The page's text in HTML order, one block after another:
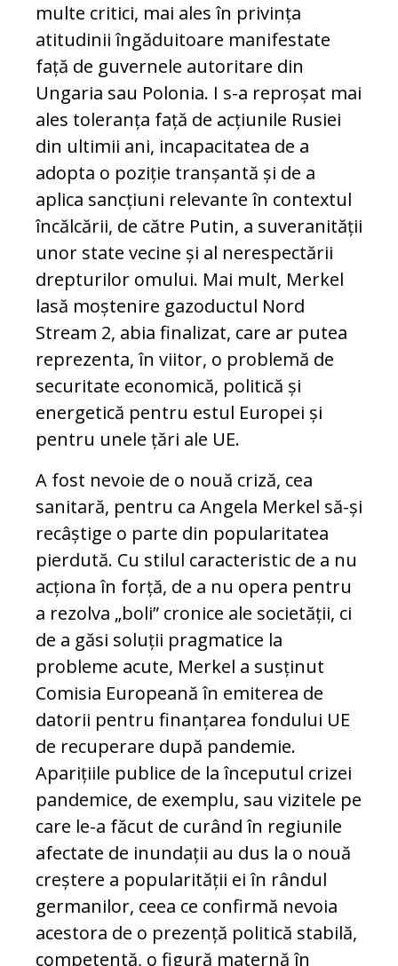
multe critici, mai ales în privința
atitudinii îngăduitoare manifestate
față de guvernele autoritare din
Ungaria sau Polonia. I s-a reproșat mai
ales toleranța față de acțiunile Rusiei
din ultimii ani, incapacitatea de a
adopta o poziție tranșantă și de a
aplica sancțiuni relevante în contextul
încălcării, de către Putin, a suveranității
unor state vecine și al nerespectării
drepturilor omului. Mai mult, Merkel
lasă moștenire gazoductul Nord
Stream 2, abia finalizat, care ar putea
reprezenta, în viitor, o problemă de
securitate economică, politică și
energetică pentru estul Europei și
pentru unele țări ale UE.
A fost nevoie de o nouă criză, cea
sanitară, pentru ca Angela Merkel să-și
recâștige o parte din popularitatea
pierdută. Cu stilul caracteristic de a nu
acționa în forță, de a nu opera pentru
a rezolva „boli” cronice ale societății, ci
de a găsi soluții pragmatice la
probleme acute, Merkel a susținut
Comisia Europeană în emiterea de
datorii pentru finanțarea fondului UE
de recuperare după pandemie.
Aparițiile publice de la începutul crizei
pandemice, de exemplu, sau vizitele pe
care le-a făcut de curând în regiunile
afectate de inundații au dus la o nouă
creștere a popularității ei în rândul
germanilor, ceea ce confirmă nevoia
acestora de o prezență politică stabilă,
competentă, o figură maternă în